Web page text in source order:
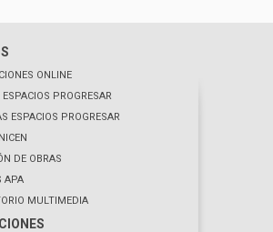
ONLINE
PROGRESAR
ESPACIOS PROGRESAR
DE OBRAS
APA
MULTIMEDIA